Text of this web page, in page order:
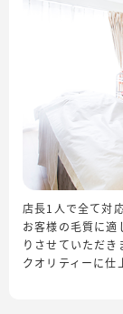
店長1人で全て対
お客様の毛質に
りさせていただき
クオリティーに仕